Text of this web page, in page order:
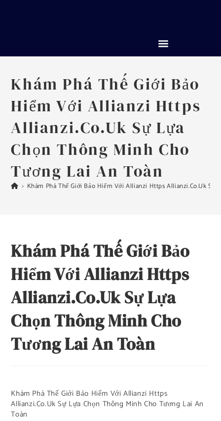
Khám Phá Thế Giới Bảo
Hiểm Với Allianzi Https
Allianzi.Co.Uk Sự Lựa
Chọn Thông Minh Cho
Tương Lai An Toàn
> Khám Phá Thế Giới Bảo Hiểm Với Allianzi Https Allianzi.Co.Uk Sự
Khám Phá Thế Giới Bảo
Hiểm Với Allianzi Https
Allianzi.Co.Uk Sự Lựa
Chọn Thông Minh Cho
Tương Lai An Toàn
Khám Phá Thế Giới Bảo Hiểm Với Allianzi Https
Allianzi.Co.Uk Sự Lựa Chọn Thông Minh Cho Tương Lai An
Toàn